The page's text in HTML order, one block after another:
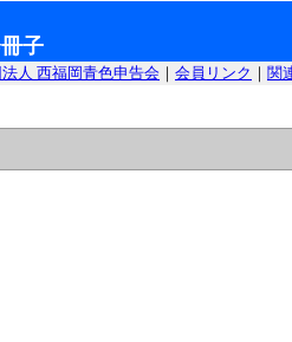
子
人 西福岡青色申告会 ｜ 会員リンク ｜ 関